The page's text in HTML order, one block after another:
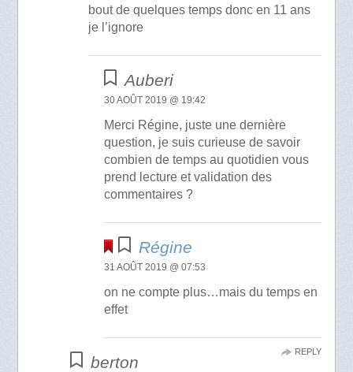
bout de quelques temps donc en 11 ans
je l’ignore
Auberi
30 AOÛT 2019 @ 19:42
Merci Régine, juste une dernière
question, je suis curieuse de savoir
combien de temps au quotidien vous
prend lecture et validation des
commentaires ?
Régine
31 AOÛT 2019 @ 07:53
on ne compte plus…mais du temps en
effet
berton
REPLY